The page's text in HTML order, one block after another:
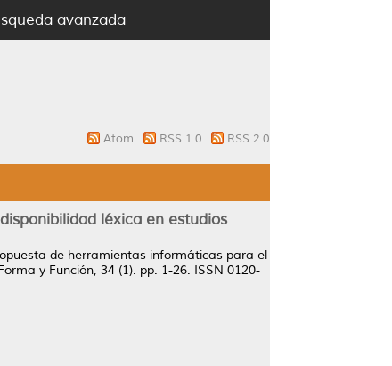
avanzada
Atom RSS 1.0 RSS 2.0
léxica en estudios
de herramientas informáticas para el
y Función, 34 (1). pp. 1-26. ISSN 0120-